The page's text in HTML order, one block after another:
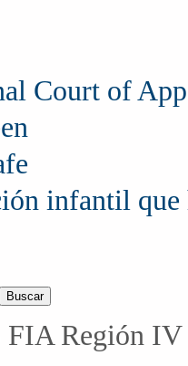
Court of
infantil que
Región